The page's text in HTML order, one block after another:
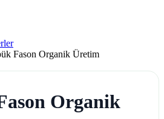
Fason Organik Üretim
Organik